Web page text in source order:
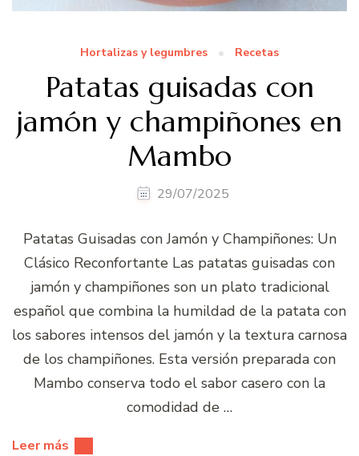
Hortalizas y legumbres Recetas
Patatas guisadas con
jamón y champiñones en
Mambo
29/07/2025
Patatas Guisadas con Jamón y Champiñones: Un
Clásico Reconfortante Las patatas guisadas con
jamón y champiñones son un plato tradicional
español que combina la humildad de la patata con
los sabores intensos del jamón y la textura carnosa
de los champiñones. Esta versión preparada con
Mambo conserva todo el sabor casero con la
comodidad de …
Leer más